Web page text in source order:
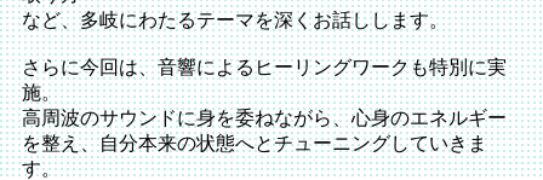
など、多岐にわたるテーマを深くお話しします。
さらに今回は、音響によるヒーリングワークも特別に実
施。
高周波のサウンドに身を委ねながら、心身のエネルギー
を整え、自分本来の状態へとチューニングしていきま
す。